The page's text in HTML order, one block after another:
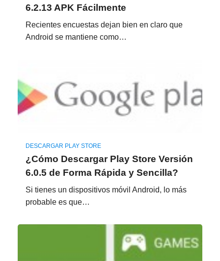
6.2.13 APK Fácilmente
Recientes encuestas dejan bien en claro que
Android se mantiene como…
DESCARGAR PLAY STORE
¿Cómo Descargar Play Store Versión
6.0.5 de Forma Rápida y Sencilla?
Si tienes un dispositivos móvil Android, lo más
probable es que…